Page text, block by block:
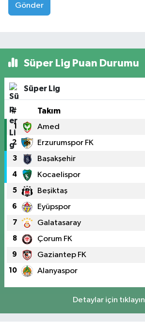
Gönder
Süper Lig Puan Durumu
Süper Lig
# Takım
1 Amed
2 Erzurumspor FK
3 Başakşehir
4 Kocaelispor
5 Beşiktaş
6 Eyüpspor
7 Galatasaray
8 Çorum FK
9 Gaziantep FK
10 Alanyaspor
Detaylar için tıklayın